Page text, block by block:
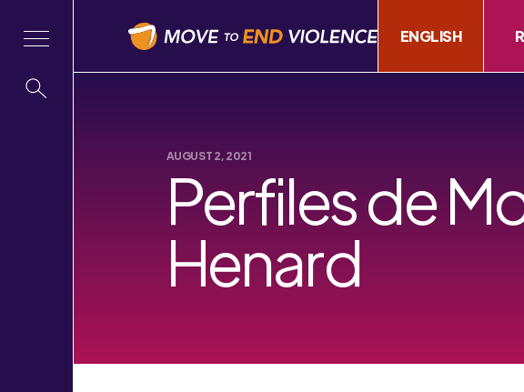
ENGLISH
AUGUST 2, 2021
Perfiles de
Henard